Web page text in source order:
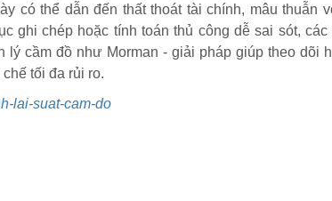
có thể dẫn đến thất thoát tài chính, mâu thuẫn
ghi chép hoặc tính toán thủ công dễ sai sót, các
cầm đồ như Morman - giải pháp giúp theo dõi
tối đa rủi ro.
lai-suat-cam-do